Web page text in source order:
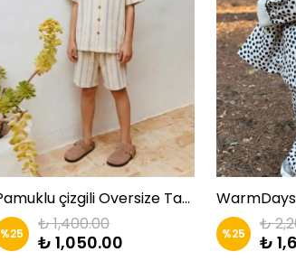
Pamuklu çizgili Oversize Takım Zkids
%25 ₺ 1,400.00
₺ 1,050.00 %25 ₺
₺